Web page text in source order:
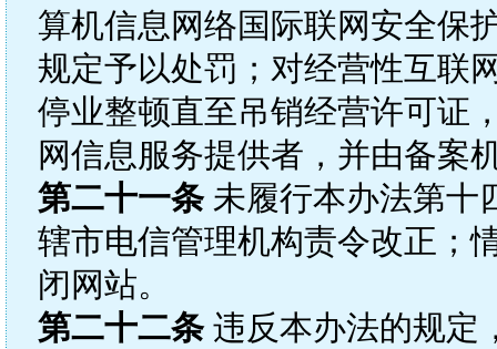
算机信息网络国际联网安全保
规定予以处罚；对经营性互联
停业整顿直至吊销经营许可证
网信息服务提供者，并由备案
第二十一条未履行本办法第十
辖市电信管理机构责令改正；
闭网站。
第二十二条违反本办法的规定